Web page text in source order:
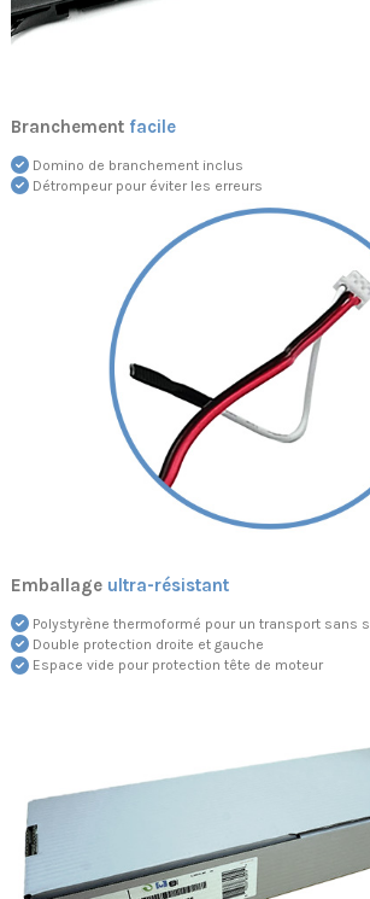
Branchement facile
Domino de branchement inclus
Détrompeur pour éviter les erreurs
Emballage ultra-résistant
Polystyrène thermoformé pour un transport sans
Double protection droite et gauche
Espace vide pour protection tête de moteur